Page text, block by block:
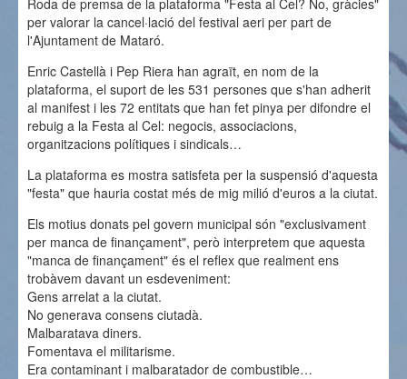
Recull de premsa
per valorar la cancel·lació del festival aeri per part de
l'Ajuntament de Mataró.
Enric Castellà i Pep Riera han agraït, en nom de la
plataforma, el suport de les 531 persones que s'han adherit
al manifest i les 72 entitats que han fet pinya per difondre el
rebuig a la Festa al Cel: negocis, associacions,
organitzacions polítiques i sindicals…
La plataforma es mostra satisfeta per la suspensió d'aquesta
"festa" que hauria costat més de mig milió d'euros a la ciutat.
Els motius donats pel govern municipal són "exclusivament
per manca de finançament", però interpretem que aquesta
"manca de finançament" és el reflex que realment ens
trobàvem davant un esdeveniment:
Gens arrelat a la ciutat.
No generava consens ciutadà.
Malbaratava diners.
Fomentava el militarisme.
Era contaminant i malbaratador de combustible…